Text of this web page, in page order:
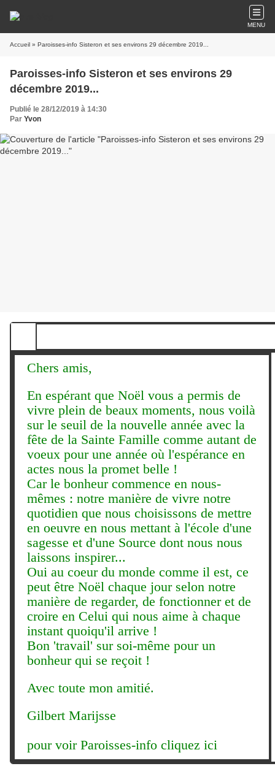
MENU
Accueil » Paroisses-info Sisteron et ses environs 29 décembre 2019...
Paroisses-info Sisteron et ses environs 29
décembre 2019...
Publié le 28/12/2019 à 14:30
Par Yvon
Chers amis,
En espérant que Noël vous a permis de
vivre plein de beaux moments, nous voilà
sur le seuil de la nouvelle année avec la
fête de la Sainte Famille comme autant de
voeux pour une année où l'espérance en
actes nous la promet belle !
Car le bonheur commence en nous-
mêmes : notre manière de vivre notre
quotidien que nous choisissons de mettre
en oeuvre en nous mettant à l'école d'une
sagesse et d'une Source dont nous nous
laissons inspirer...
Oui au coeur du monde comme il est, ce
peut être Noël chaque jour selon notre
manière de regarder, de fonctionner et de
croire en Celui qui nous aime à chaque
instant quoiqu'il arrive !
Bon 'travail' sur soi-même pour un
bonheur qui se reçoit !
Avec toute mon amitié.
Gilbert Marijsse
pour voir Paroisses-info cliquez ici